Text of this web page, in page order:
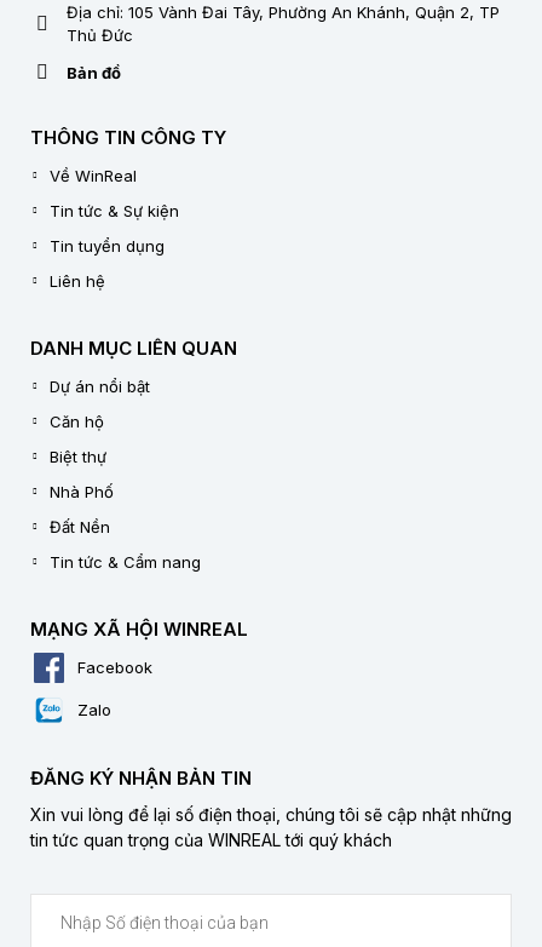
Địa chỉ: 105 Vành Đai Tây, Phường An Khánh, Quận 2, TP
Thủ Đức
Bản đồ
THÔNG TIN CÔNG TY
Về WinReal
Tin tức & Sự kiện
Tin tuyển dụng
Liên hệ
DANH MỤC LIÊN QUAN
Dự án nổi bật
Căn hộ
Biệt thự
Nhà Phố
Đất Nền
Tin tức & Cẩm nang
MẠNG XÃ HỘI WINREAL
Facebook
Zalo
ĐĂNG KÝ NHẬN BẢN TIN
Xin vui lòng để lại số điện thoại, chúng tôi sẽ cập nhật những
tin tức quan trọng của WINREAL tới quý khách